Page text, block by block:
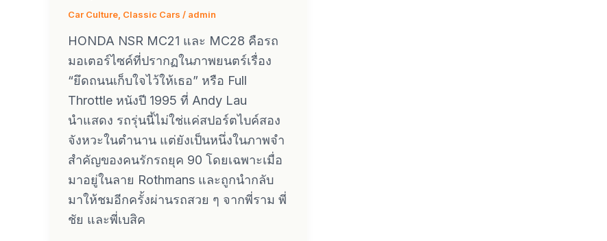
Car Culture Classic Cars / admin
HONDA NSR MC21 และ MC28 คือรถ
มอเตอร์ไซค์ที่ปรากฏในภาพยนตร์เรื่อง
“ยึดถนนเก็บใจไว้ให้เธอ” หรือ Full
Throttle หนังปี 1995 ที่ Andy Lau
นำแสดง รถรุ่นนี้ไม่ใช่แค่สปอร์ตไบค์สอง
จังหวะในตำนาน แต่ยังเป็นหนึ่งในภาพจำ
สำคัญของคนรักรถยุค 90 โดยเฉพาะเมื่อ
มาอยู่ในลาย Rothmans และถูกนำกลับ
มาให้ชมอีกครั้งผ่านรถสวย ๆ จากพี่ราม พี่
ชัย และพี่เบสิค